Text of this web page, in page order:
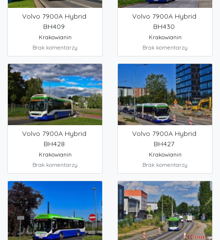
Volvo 7900A Hybrid
BH409
Krakowianin
Brak komentarzy
Volvo 7900A Hybrid
BH430
Krakowianin
Brak komentarzy
Volvo 7900A Hybrid
BH428
Krakowianin
Brak komentarzy
Volvo 7900A Hybrid
BH427
Krakowianin
Brak komentarzy